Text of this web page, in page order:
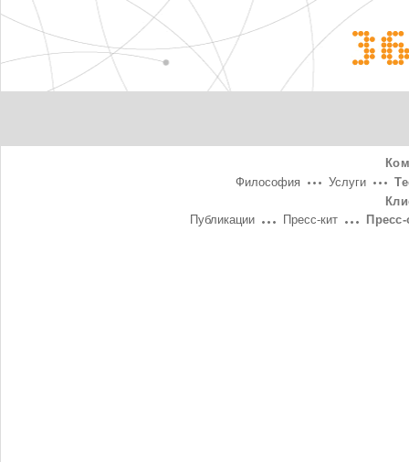
Услуги
Философия
Пресс-кит
Публикации